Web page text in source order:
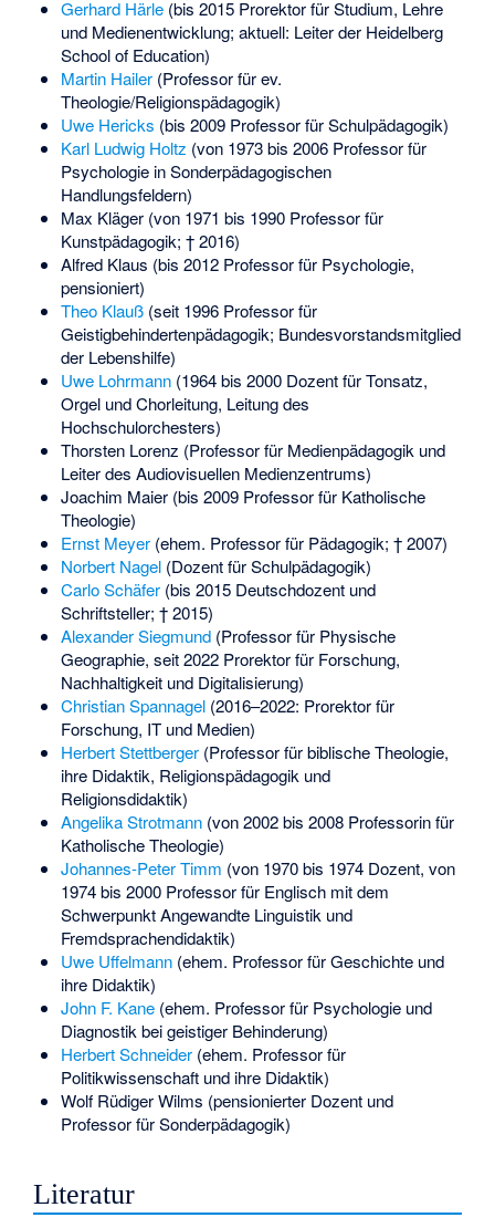
Gerhard Härle(bis 2015 Prorektor für Studium, Lehre
und Medienentwicklung; aktuell: Leiter der Heidelberg
School of Education)
Martin Hailer(Professor für ev.
Theologie/Religionspädagogik)
Uwe Hericks (bis 2009 Professor für Schulpädagogik)
Karl Ludwig Holtz (von 1973 bis 2006 Professor für
Psychologie in Sonderpädagogischen
Handlungsfeldern)
Max Kläger(von 1971 bis 1990 Professor für
Kunstpädagogik; † 2016)
Alfred Klaus (bis 2012 Professor für Psychologie,
pensioniert)
Theo Klauß(seit 1996 Professor für
Geistigbehindertenpädagogik; Bundesvorstandsmitglied
der Lebenshilfe)
Uwe Lohrmann(1964 bis 2000 Dozent für Tonsatz,
Orgel und Chorleitung, Leitung des
Hochschulorchesters)
Thorsten Lorenz (Professor für Medienpädagogik und
Leiter des Audiovisuellen Medienzentrums)
Joachim Maier(bis 2009 Professor für Katholische
Theologie)
Ernst Meyer(ehem. Professor für Pädagogik; † 2007)
Norbert Nagel(Dozent für Schulpädagogik)
Carlo Schäfer(bis 2015 Deutschdozent und
Schriftsteller; † 2015)
Alexander Siegmund(Professor für Physische
Geographie, seit 2022 Prorektor für Forschung,
Nachhaltigkeit und Digitalisierung)
Christian Spannagel(2016–2022: Prorektor für
Forschung, IT und Medien)
Herbert Stettberger(Professor für biblische Theologie,
ihre Didaktik, Religionspädagogik und
Religionsdidaktik)
Angelika Strotmann(von 2002 bis 2008 Professorin für
Katholische Theologie)
Johannes-Peter Timm (von 1970 bis 1974 Dozent, von
1974 bis 2000 Professor für Englisch mit dem
Schwerpunkt Angewandte Linguistik und
Fremdsprachendidaktik)
Uwe Uffelmann(ehem. Professor für Geschichte und
ihre Didaktik)
John F. Kane(ehem. Professor für Psychologie und
Diagnostik bei geistiger Behinderung)
Herbert Schneider(ehem. Professor für
Politikwissenschaft und ihre Didaktik)
Wolf Rüdiger Wilms (pensionierter Dozent und
Professor für Sonderpädagogik)
Literatur